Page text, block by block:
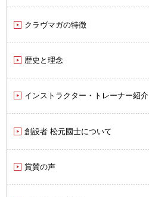
クラヴマガの特徴
歴史と理念
インストラクター・トレーナー紹介
創設者 松元國士について
賞賛の声